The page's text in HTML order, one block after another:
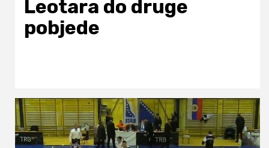
Leotara do druge
pobjede